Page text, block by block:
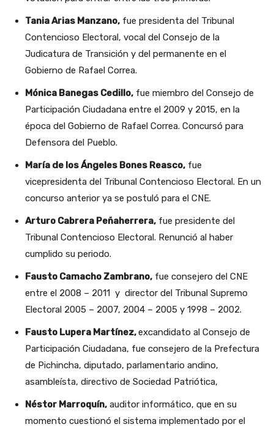
Tania Arias Manzano, fue presidenta del Tribunal
Contencioso Electoral, vocal del Consejo de la
Judicatura de Transición y del permanente en el
Gobierno de Rafael Correa.
Mónica Banegas Cedillo, fue miembro del Consejo de
Participación Ciudadana entre el 2009 y 2015, en la
época del Gobierno de Rafael Correa. Concursó para
Defensora del Pueblo.
María de los Ángeles Bones Reasco, fue
vicepresidenta del Tribunal Contencioso Electoral. En un
concurso anterior ya se postuló para el CNE.
Arturo Cabrera Peñaherrera, fue presidente del
Tribunal Contencioso Electoral. Renunció al haber
cumplido su periodo.
Fausto Camacho Zambrano, fue consejero del CNE
entre el 2008 – 2011 y director del Tribunal Supremo
Electoral 2005 – 2007, 2004 – 2005 y 1998 – 2002.
Fausto Lupera Martínez,excandidato al Consejo de
Participación Ciudadana, fue consejero de la Prefectura
de Pichincha, diputado, parlamentario andino,
asambleísta, directivo de Sociedad Patriótica,
Néstor Marroquín, auditor informático, que en su
momento cuestionó el sistema implementado por el